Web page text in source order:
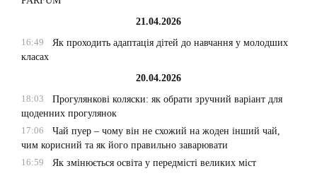
21.04.2026
16:49
Як проходить адаптація дітей до навчання у молодших
класах
20.04.2026
18:03
Прогулянкові коляски: як обрати зручний варіант для
щоденних прогулянок
17:06
Чай пуер – чому він не схожий на жоден інший чай,
чим корисний та як його правильно заварювати
16:59
Як змінюється освіта у передмісті великих міст